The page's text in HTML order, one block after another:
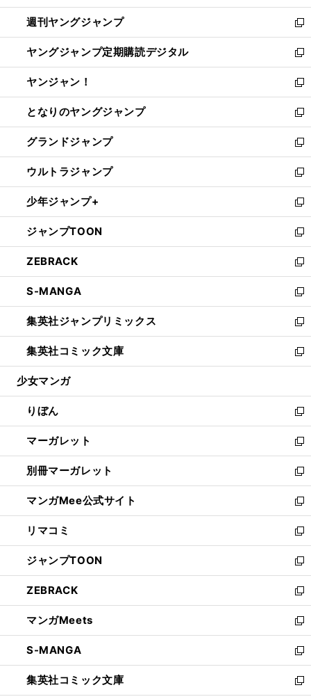
開
く
ウ
で
開
く
ン
ド
ウ
で
開
く
ウ
ィ
ン
ド
ウ
で
開
く
週刊ヤングジャンプ
新
し
い
ウ
ィ
ン
ド
ウ
で
開
く
ヤングジャンプ定期購読デジタル
新
し
い
ウ
ィ
ン
ド
ウ
で
開
く
ヤンジャン！
新
し
い
ウ
ィ
ン
ド
ウ
で
開
く
となりのヤングジャンプ
新
し
い
ウ
ィ
ン
ド
ウ
で
開
く
グランドジャンプ
新
し
い
ウ
ィ
ン
ド
ウ
で
開
く
ウルトラジャンプ
新
し
い
ウ
ィ
ン
ド
ウ
で
開
く
少年ジャンプ+
新
し
い
ウ
ィ
ン
ド
ウ
で
開
く
ジャンプTOON
新
し
い
ウ
ィ
ン
ド
ウ
で
開
ZEBRACK
新
し
い
ウ
ィ
ン
ド
ウ
開
く
S-MANGA
新
し
い
ウ
ィ
ン
ウ
で
開
く
集英社ジャンプリミックス
新
し
い
ウ
ン
ド
ウ
で
開
く
集英社コミック文庫
新
し
ウ
ィ
ン
ド
ウ
で
開
く
少女マンガ
りぼん
新
し
い
ウ
ィ
ン
ド
ウ
で
開
く
マーガレット
新
し
い
ウ
ィ
ン
ド
ウ
で
開
く
別冊マーガレット
新
し
い
ウ
ィ
ン
ド
ウ
で
開
く
マンガMee公式サイト
新
し
い
ウ
ィ
ン
ド
ウ
で
開
く
リマコミ
新
し
い
ウ
ィ
ン
ド
ウ
で
開
く
ジャンプTOON
新
し
い
ウ
ィ
ン
ド
ウ
で
開
ZEBRACK
新
し
い
ウ
ィ
ン
ド
ウ
マンガMeets
新
し
い
ウ
ィ
ン
S-MANGA
新
し
い
集英社コミック文庫
新